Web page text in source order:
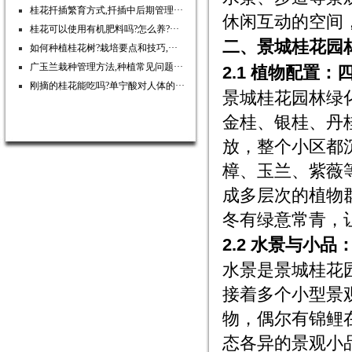
桂花扦插繁育方式,扦插中后期管理···
桂花可以使用有机肥料吗?怎么养?···
如何种植桂花树?栽培要点和技巧,···
广玉兰栽种管理方法,种植常见问题···
刚摘的桂花能吃吗?单宁酸对人体的···
休闲互动的空间
二、景城桂花园
2.1 植物配置：
景城桂花园林绿
金桂、银桂、丹
放，整个小区都
樟、玉兰、紫薇
成多层次的植物
冬有绿意常青，
2.2 水景与小品
水景是景城桂花
接着多个小型景
物，偶尔有锦鲤
态各异的景观小